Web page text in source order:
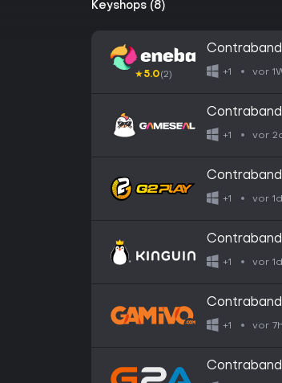
Keyshops (8)
★5.0(2)
EUROPE
+1 vor
+1 vor
+1 vor 1d
+1 vor 1d
+1 vor 7h